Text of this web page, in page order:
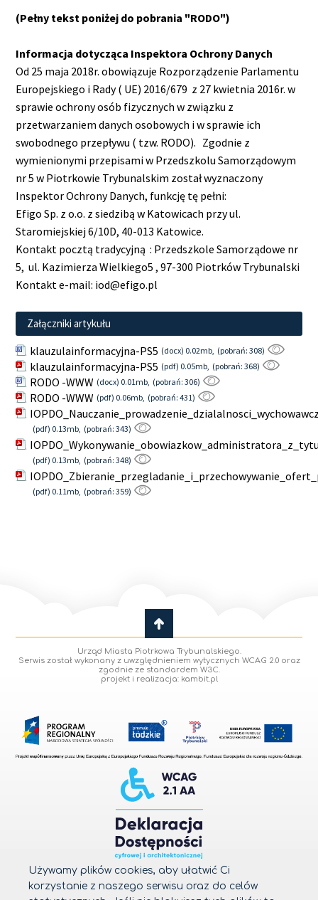
(Pełny tekst poniżej do pobrania "RODO")
Informacja dotycząca Inspektora Ochrony Danych
Od 25 maja 2018r. obowiązuje Rozporządzenie Parlamentu
Europejskiego i Rady ( UE) 2016/679 z 27 kwietnia 2016r. w
sprawie ochrony osób fizycznych w związku z
przetwarzaniem danych osobowych i w sprawie ich
swobodnego przepływu ( tzw. RODO). Zgodnie z
wymienionymi przepisami w Przedszkolu Samorządowym
nr 5 w Piotrkowie Trybunalskim został wyznaczony
Inspektor Ochrony Danych, funkcję tę pełni:
Efigo Sp. z o.o. z siedzibą w Katowicach przy ul.
Staromiejskiej 6/10D, 40-013 Katowice.
Kontakt pocztą tradycyjną : Przedszkole Samorządowe nr
5, ul. Kazimierza Wielkiego5 , 97-300 Piotrków Trybunalski
Kontakt e-mail: iod@efigo.pl
Załączniki artykułu
klauzulainformacyjna-PS5 (docx) 0.02mb, (pobrań: 308)
klauzulainformacyjna-PS5 (pdf) 0.05mb, (pobrań: 368)
RODO -WWW (docx) 0.01mb, (pobrań: 306)
RODO -WWW (pdf) 0.06mb, (pobrań: 431)
(pdf) 0.13mb, (pobrań: 343)
(pdf) 0.13mb, (pobrań: 348)
(pdf) 0.11mb, (pobrań: 359)
Urząd Miasta Piotrkowa Trybunalskiego.
Serwis został wykonany z uwzględnieniem wytycznych WCAG 2.0 oraz
zgodnie ze standardem W3C.
projekt i realizacja: kambit.pl
Używamy plików cookies, aby ułatwić Ci
korzystanie z naszego serwisu oraz do celów